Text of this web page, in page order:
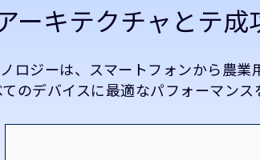
ーキテクチャとテ成
ロジーは、スマートフォンから農
てのデバイスに最適なパフォーマンス